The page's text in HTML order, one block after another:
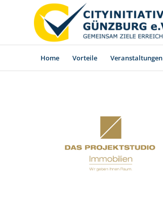
Home Vorteile Veranstaltungen